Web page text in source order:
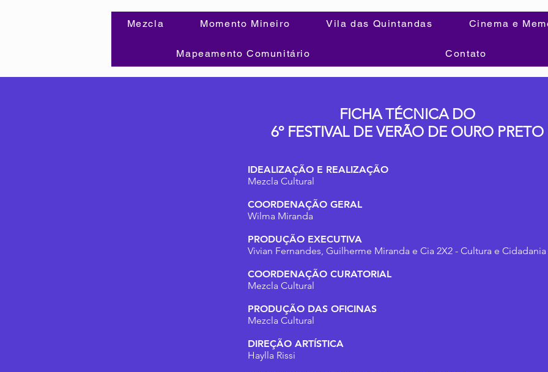
Mezcla Momento Mineiro Vila das Quintandas Cinema e
Mapeamento Comunitário Contato
FICHA TÉCNICA DO
6º FESTIVAL DE VERÃO DE OURO PRETO
IDEALIZAÇÃO E REALIZAÇÃO
Mezcla Cultural
COORDENAÇÃO GERAL
Wilma Miranda
PRODUÇÃO EXECUTIVA
Vivian Fernandes, Guilherme Miranda e Cia 2X2 - Cultura e Cidadania
COORDENAÇÃO CURATORIAL
Mezcla Cultural
PRODUÇÃO DAS OFICINAS
Mezcla Cultural
DIREÇÃO ARTÍSTICA
Haylla Rissi